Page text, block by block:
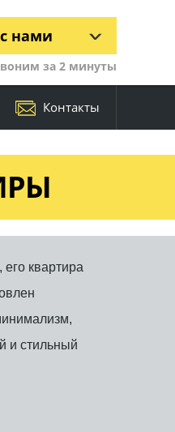
нами
за 2 минуты
Контакты
квартира
и стильный